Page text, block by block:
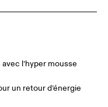
l’hyper mousse
un retour d’énergie